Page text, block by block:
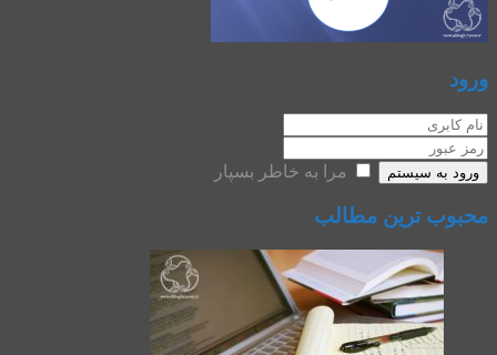
ورود
ورود به سیستم مرا به خاطر بسپار
محبوب ترین مطالب